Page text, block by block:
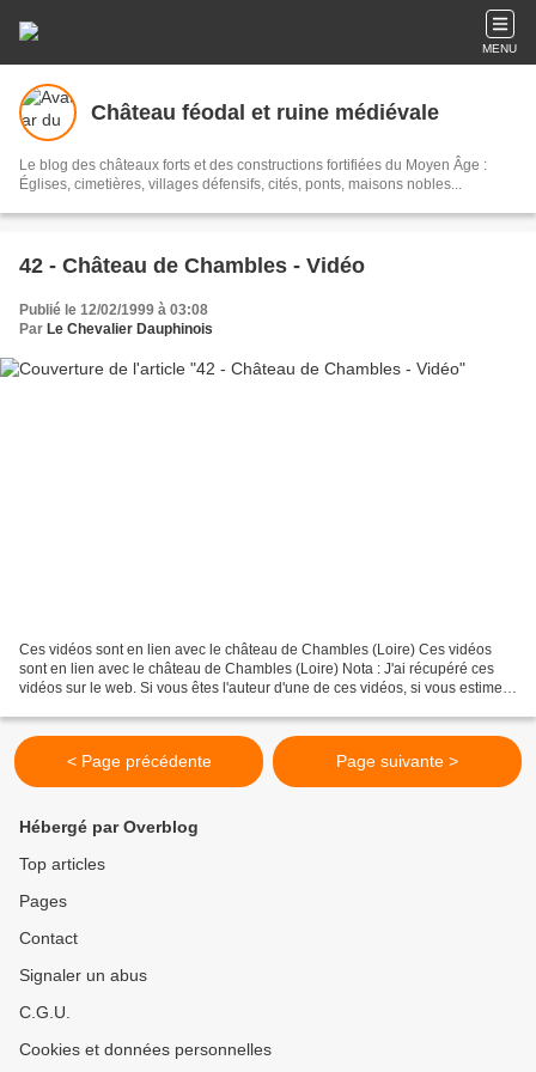
MENU
Château féodal et ruine médiévale
Le blog des châteaux forts et des constructions fortifiées du Moyen Âge :
Églises, cimetières, villages défensifs, cités, ponts, maisons nobles...
42 - Château de Chambles - Vidéo
Publié le 12/02/1999 à 03:08
Par Le Chevalier Dauphinois
Ces vidéos sont en lien avec le château de Chambles (Loire) Ces vidéos
sont en lien avec le château de Chambles (Loire) Nota : J'ai récupéré ces
vidéos sur le web. Si vous êtes l'auteur d'une de ces vidéos, si vous estimez
< Page précédente Page suivante >
Hébergé par Overblog
Top articles
Pages
Contact
Signaler un abus
C.G.U.
Cookies et données personnelles